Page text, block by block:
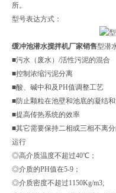
所。
型号表达方式：
缓冲池潜水搅拌机厂家销售型潜
■污水（废水）/活性污泥的混合
■控制浓缩污泥分离
■酸、碱中和及PH值调整工艺
■防止颗粒在池壁和池底的凝结
■提高传热系统的效率
■其它需要保持二相或三相不离
运行
◎高介质温度不超过40℃；
◎介质的PH值在5-9；
◎介质密度不超过1150Kg/m3;